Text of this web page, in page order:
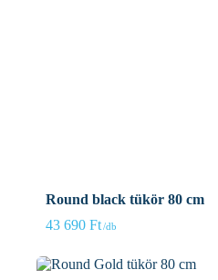
Round black tükör 80 cm
43 690 Ft